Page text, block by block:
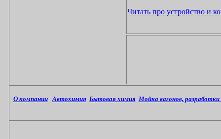
Читать про устройство и
О компании Автохимия Бытовая химия Мойка вагонов,